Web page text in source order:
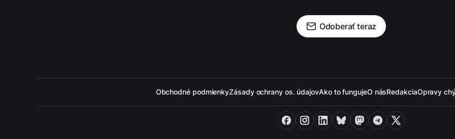
Odoberať teraz
Obchodné podmienkyZásady ochrany os. údajovAko to fungujeO násRedakciaOpravy
FacebookInstagramLinkedInBlueskyMastodon
Telegram
X